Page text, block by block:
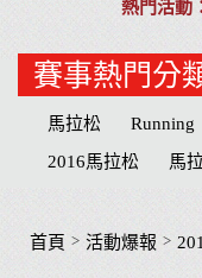
賽事熱門分
馬拉松 Running
2016馬拉松
馬
物資
臺北 路
首頁 > 活動爆報 >